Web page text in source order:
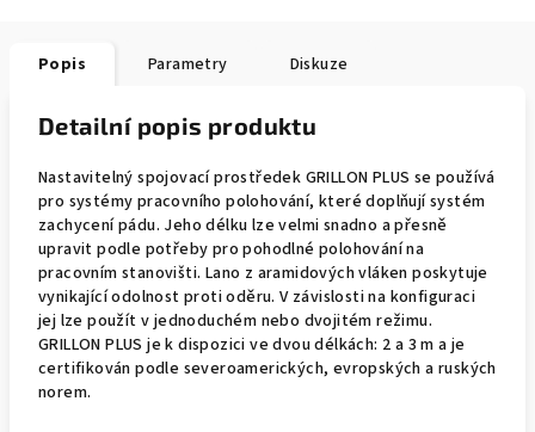
Popis Parametry Diskuze
Detailní popis produktu
Nastavitelný spojovací prostředek GRILLON PLUS se používá
pro systémy pracovního polohování, které doplňují systém
zachycení pádu. Jeho délku lze velmi snadno a přesně
upravit podle potřeby pro pohodlné polohování na
pracovním stanovišti. Lano z aramidových vláken poskytuje
vynikající odolnost proti oděru. V závislosti na konfiguraci
jej lze použít v jednoduchém nebo dvojitém režimu.
GRILLON PLUS je k dispozici ve dvou délkách: 2 a 3 m a je
certifikován podle severoamerických, evropských a ruských
norem.